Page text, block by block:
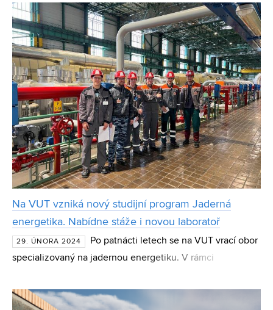
miliarda lidí, čímž se řadí k největšímu sekulárnímu sv
Na VUT vzniká nový studijní program Jaderná
energetika. Nabídne stáže i novou laboratoř
29. ÚNORA 2024
Po patnácti letech se na VUT vrací obor
specializovaný na jadernou energetiku. V rámci
unikátní multioborový vhled do problematiky i stáže v